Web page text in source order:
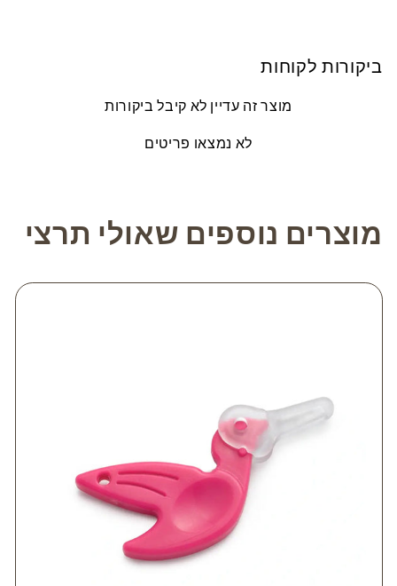
ביקורות לקוחות
מוצר זה עדיין לא קיבל ביקורות
לא נמצאו פריטים
מוצרים נוספים שאולי תרצי